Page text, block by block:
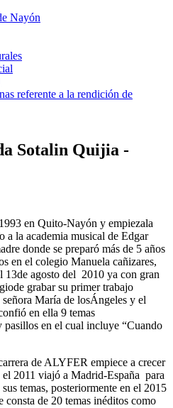
Nayón
referente a la rendición de
Sotalin Quijia -
en Quito-Nayón y empiezala
a la academia musical de Edgar
donde se preparó más de 5 años
en el colegio Manuela cañizares,
agosto del 2010 ya con gran
grabar su primer trabajo
María de losÁngeles y el
en ella 9 temas
en el cual incluye “Cuando
de ALYFER empiece a crecer
el 2011 viajó a Madrid-España para
temas, posteriormente en el 2015
de 20 temas inéditos como